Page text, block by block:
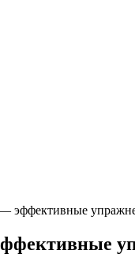
— эффективные